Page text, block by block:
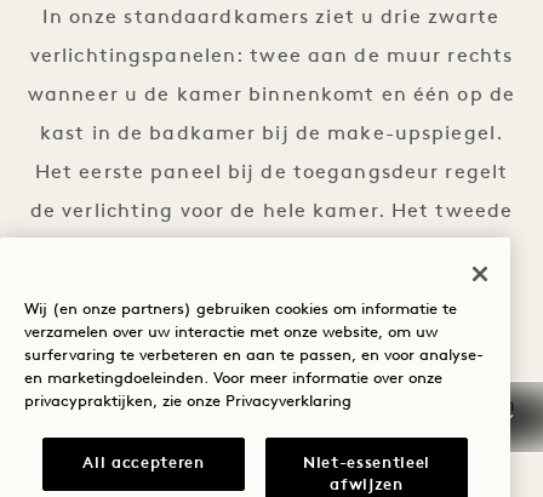
In onze standaardkamers ziet u drie zwarte
verlichtingspanelen: twee aan de muur rechts
wanneer u de kamer binnenkomt en één op de
kast in de badkamer bij de make-upspiegel.
Het eerste paneel bij de toegangsdeur regelt
de verlichting voor de hele kamer. Het tweede
instellingen 'dag' en 'schemering' om de
helderheid te regelen. Het paneel op de kast
bij de wastafel regelt alleen de verlichting van
de make-upspiegel.
Wij (en onze partners) gebruiken cookies om informatie te
verzamelen over uw interactie met onze website, om uw
surfervaring te verbeteren en aan te passen, en voor analyse-
en marketingdoeleinden. Voor meer informatie over onze
privacypraktijken, zie onze Privacyverklaring
All accepteren
Niet-essentieel
afwijzen